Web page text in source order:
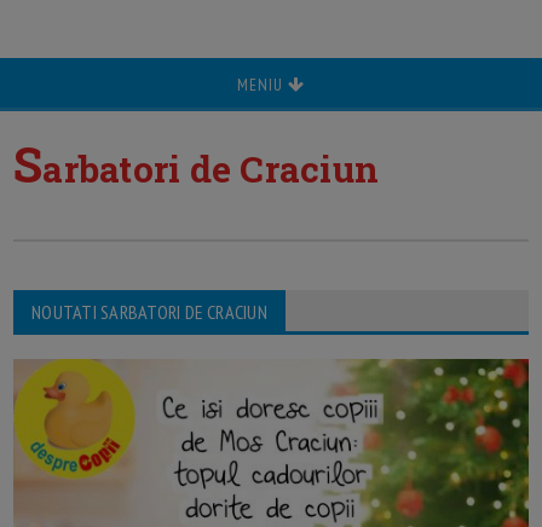
MENIU
Sarbatori de Craciun
NOUTATI SARBATORI DE CRACIUN